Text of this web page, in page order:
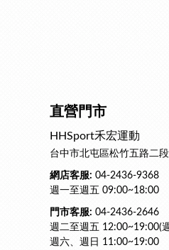
直營門市
HHSport禾宏運動
台中市北屯區松竹五路二
網店客服: 04-2436-9368
週一至週五 09:00~18:00
門市客服: 04-2436-2646
週二至週五 12:00~19:00(
週六、週日 11:00~19:00